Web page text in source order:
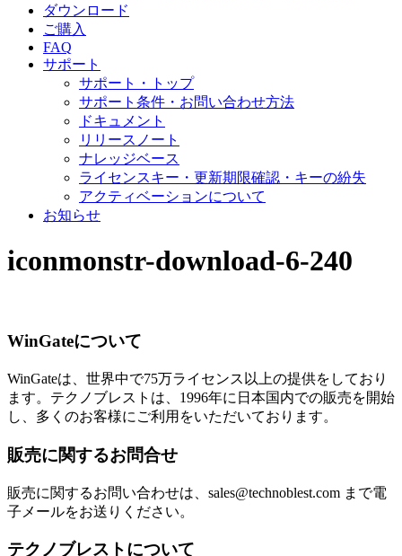
ダウンロード
ご購入
FAQ
サポート
サポート・トップ
サポート条件・お問い合わせ方法
ドキュメント
リリースノート
ナレッジベース
ライセンスキー・更新期限確認・キーの紛失
アクティベーションについて
お知らせ
iconmonstr-download-6-240
WinGateについて
WinGateは、世界中で75万ライセンス以上の提供をしており
ます。テクノブレストは、1996年に日本国内での販売を開始
し、多くのお客様にご利用をいただいております。
販売に関するお問合せ
販売に関するお問い合わせは、sales@technoblest.com まで電
子メールをお送りください。
テクノブレストについて